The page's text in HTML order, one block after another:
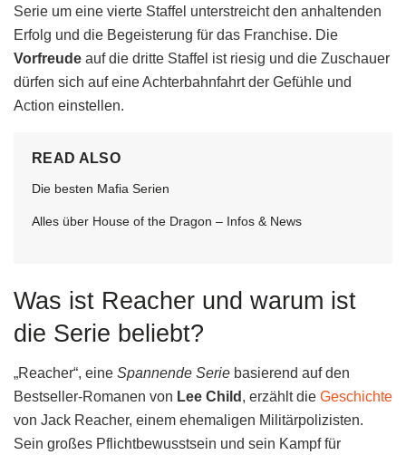
Serie um eine vierte Staffel unterstreicht den anhaltenden
Erfolg und die Begeisterung für das Franchise. Die
Vorfreude auf die dritte Staffel ist riesig und die Zuschauer
dürfen sich auf eine Achterbahnfahrt der Gefühle und
Action einstellen.
READ ALSO
Die besten Mafia Serien
Alles über House of the Dragon – Infos & News
Was ist Reacher und warum ist
die Serie beliebt?
„Reacher“, eine Spannende Serie basierend auf den
Bestseller-Romanen von Lee Child , erzählt die Geschichte
von Jack Reacher, einem ehemaligen Militärpolizisten.
Sein großes Pflichtbewusstsein und sein Kampf für